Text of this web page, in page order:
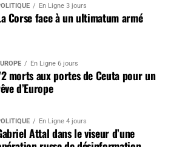
En Ligne 3 jours
Corse face à un ultimatum armé
En Ligne 6 jours
morts aux portes de Ceuta pour un
d’Europe
En Ligne 4 jours
Attal dans le viseur d’une